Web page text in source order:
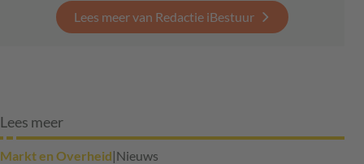
Lees meer van Redactie iBestuur
Lees meer
Markt en Overheid|Nieuws